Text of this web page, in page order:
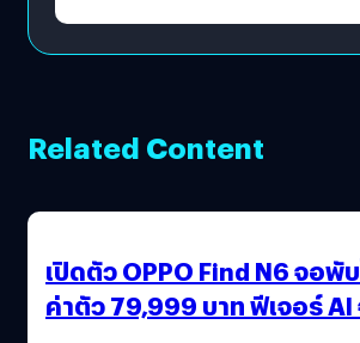
Related Content
เปิดตัว OPPO Find N6 จอพั
ค่าตัว 79,999 บาท ฟีเจอร์ AI